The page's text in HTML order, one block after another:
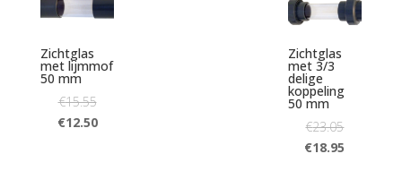
Zichtglas
met lijmmof
50 mm
€15.55
€12.50
Zichtglas
met 3/3
delige
koppeling
50 mm
€23.05
€18.95